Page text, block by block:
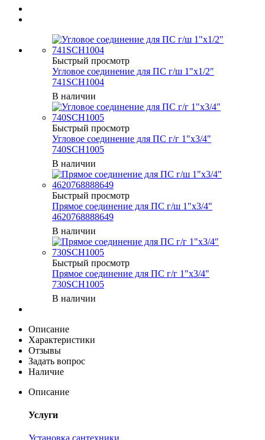
Быстрый просмотр
Угловое соединение для ПС г/ш 1"х1/2"
741SCH1004
В наличии
Быстрый просмотр
Угловое соединение для ПС г/г 1"х3/4"
740SCH1005
В наличии
Быстрый просмотр
Прямое соединение для ПС г/ш 1"х3/4"
4620768888649
В наличии
Быстрый просмотр
Прямое соединение для ПС г/г 1"х3/4"
730SCH1005
В наличии
Описание
Характеристики
Отзывы
Задать вопрос
Наличие
Описание
Услуги